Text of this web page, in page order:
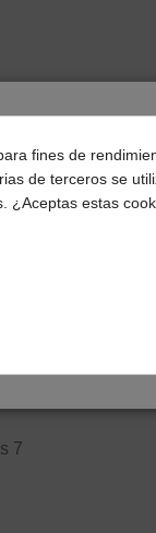
y fiable en
el
7
recibir
para mostrarte
para tu
fines de
de terceros se
¿Aceptas estas